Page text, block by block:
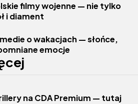
filmy wojenne — nie tylko
i diament
o wakacjach — słońce,
emocje
na CDA Premium — tutaj